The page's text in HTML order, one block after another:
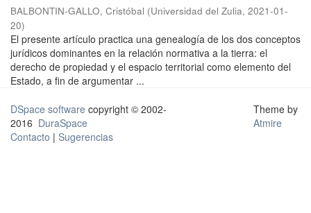
BALBONTIN-GALLO, Cristóbal (Universidad del Zulia, 2021-01-
20)
El presente artículo practica una genealogía de los dos conceptos
jurídicos dominantes en la relación normativa a la tierra: el
derecho de propiedad y el espacio territorial como elemento del
Estado, a fin de argumentar ...
DSpace software copyright © 2002-
2016 DuraSpace
Contacto | Sugerencias
Theme by
Atmire